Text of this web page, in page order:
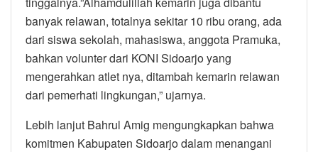
banyak relawan, totalnya sekitar 10 ribu orang, ada
dari siswa sekolah, mahasiswa, anggota Pramuka,
bahkan volunter dari KONI Sidoarjo yang
mengerahkan atlet nya, ditambah kemarin relawan
dari pemerhati lingkungan,” ujarnya.
Lebih lanjut Bahrul Amig mengungkapkan bahwa
komitmen Kabupaten Sidoarjo dalam menangani